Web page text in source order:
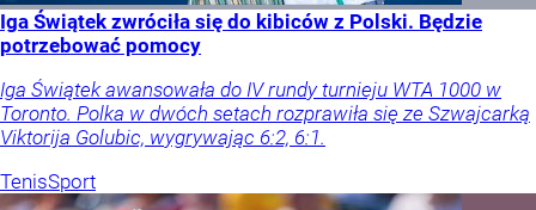
Iga Świątek zwróciła się do kibiców z Polski. Będzie
potrzebować pomocy
Iga Świątek awansowała do IV rundy turnieju WTA 1000 w
Toronto. Polka w dwóch setach rozprawiła się ze Szwajcarką
Viktorija Golubic, wygrywając 6:2, 6:1.
TenisSport